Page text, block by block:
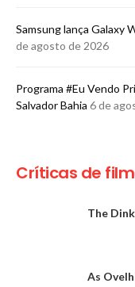
Samsung lança Galaxy
de agosto de 2026
Programa #Eu Vendo
Salvador Bahia 6 de
Críticas de
The Dink
As